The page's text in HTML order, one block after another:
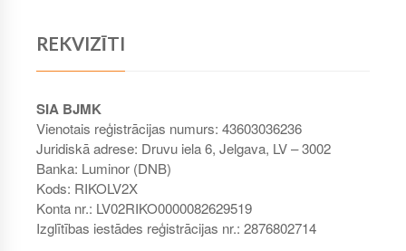
REKVIZĪTI
SIA BJMK
Vienotais reģistrācijas numurs: 43603036236
Juridiskā adrese: Druvu iela 6, Jelgava, LV – 3002
Banka: Luminor (DNB)
Kods: RIKOLV2X
Konta nr.: LV02RIKO0000082629519
Izglītības iestādes reģistrācijas nr.: 2876802714